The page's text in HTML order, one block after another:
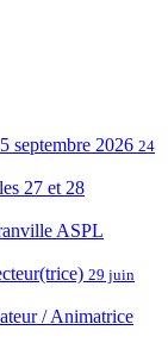
septembre 2026 24
27 et 28
ASPL
29 juin
/ Animatrice